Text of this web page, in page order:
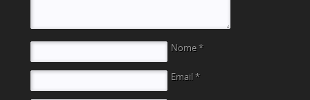
Nome *
Email *